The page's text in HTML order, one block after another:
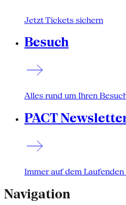
Jetzt Tickets sichern
Besuch
Alles rund um Ihren
PACT
Immer auf dem
Navigation